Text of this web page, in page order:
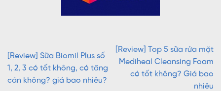
[Review] Sữa Biomil Plus số
1, 2, 3 có tốt không, có tăng
cân không? giá bao nhiêu?
[Review] Top 5 sữa rửa mặt
Mediheal Cleansing Foam
có tốt không? Giá bao
nhiêu